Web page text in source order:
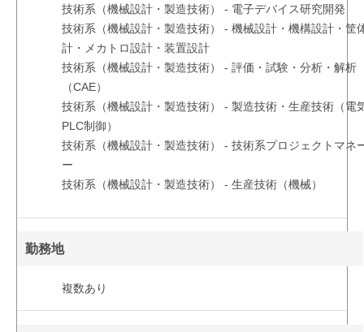
技術系（機械設計・製造技術） - 電子デバイス研究開発
技術系（機械設計・製造技術） - 機械設計・機構設計・筐
計・メカトロ設計・装置設計
技術系（機械設計・製造技術） - 評価・試験・分析・解析
（CAE）
技術系（機械設計・製造技術） - 製造技術・生産技術（電
PLC制御）
技術系（機械設計・製造技術） - 技術系プロジェクトマネ
ー
技術系（機械設計・製造技術） - 生産技術（機械）
勤務地
複数あり